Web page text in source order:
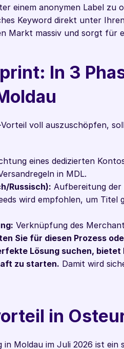
einem anonymen Label zu
Keyword direkt unter
Markt massiv und sorgt für
In 3
voll auszuschöpfen,
eines dedizierten
in MDL.
Russisch): Aufbereitung der
wird empfohlen, um Titel
Verknüpfung des
Sie für diesen Prozess
Lösung suchen, bietet
zu starten. Damit wird
in
Moldau im Juli 2026 ist ein